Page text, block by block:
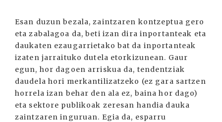
Esan duzun bezala, zaintzaren kontzeptua gero
eta zabalagoa da, beti izan dira inportanteak eta
daukaten ezaugarrietako bat da inportanteak
izaten jarraituko dutela etorkizunean. Gaur
egun, hor dagoen arriskua da, tendentziak
daudela hori merkantilizatzeko (ez gara sartzen
horrela izan behar den ala ez, baina hor dago)
eta sektore publikoak zeresan handia dauka
zaintzaren inguruan. Egia da, esparru